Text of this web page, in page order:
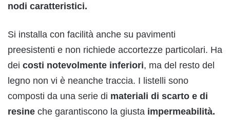
nodi caratteristici.
Si installa con facilità anche su pavimenti
preesistenti e non richiede accortezze particolari. Ha
dei costi notevolmente inferiori, ma del resto del
legno non vi è neanche traccia. I listelli sono
composti da una serie di materiali di scarto e di
resine che garantiscono la giusta impermeabilità.